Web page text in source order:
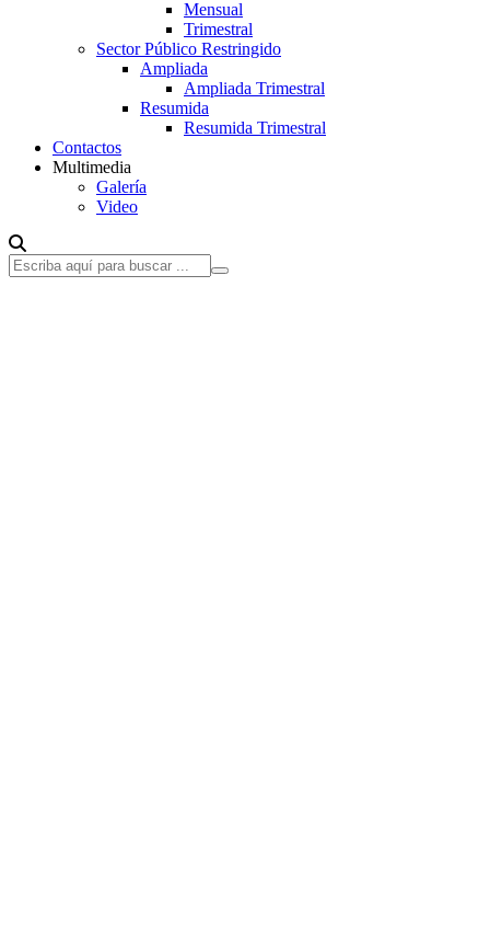
Mensual
Trimestral
Sector Público Restringido
Ampliada
Ampliada Trimestral
Resumida
Resumida Trimestral
Contactos
Multimedia
Galería
Video